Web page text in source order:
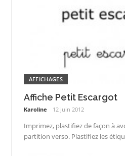
AFFICHAGES
Affiche Petit Escargot
Karoline 12 juin 2012
Imprimez, plastifiez de façon à
partition verso. Plastifiez les